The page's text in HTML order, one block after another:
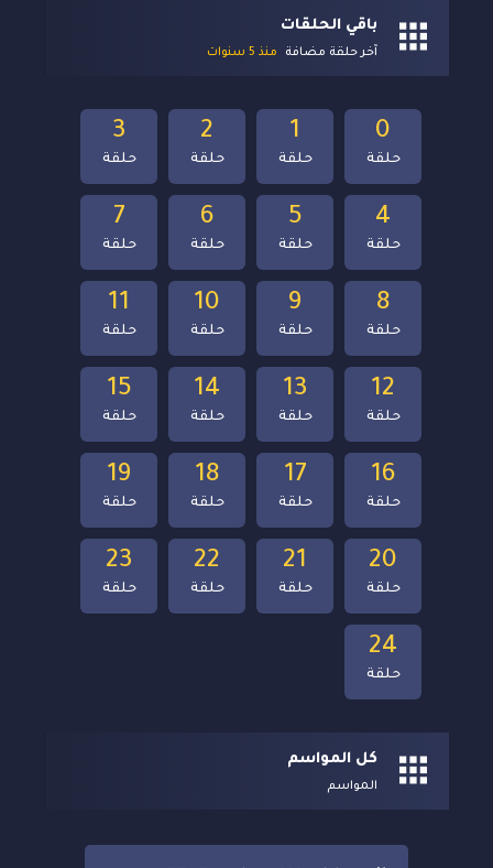
باقي الحلقات
آخر حلقة مضافة منذ 5 سنوات
24
حلقة
23
حلقة
22
حلقة
21
حلقة
20
حلقة
19
حلقة
18
حلقة
17
حلقة
16
حلقة
15
حلقة
14
حلقة
13
حلقة
12
حلقة
11
حلقة
10
حلقة
9
حلقة
8
حلقة
7
حلقة
6
حلقة
5
حلقة
4
حلقة
3
حلقة
2
حلقة
1
حلقة
0
حلقة
كل المواسم
المواسم